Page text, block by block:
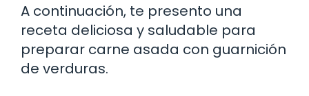
A continuación, te presento una
receta deliciosa y saludable para
preparar carne asada con guarnición
de verduras.